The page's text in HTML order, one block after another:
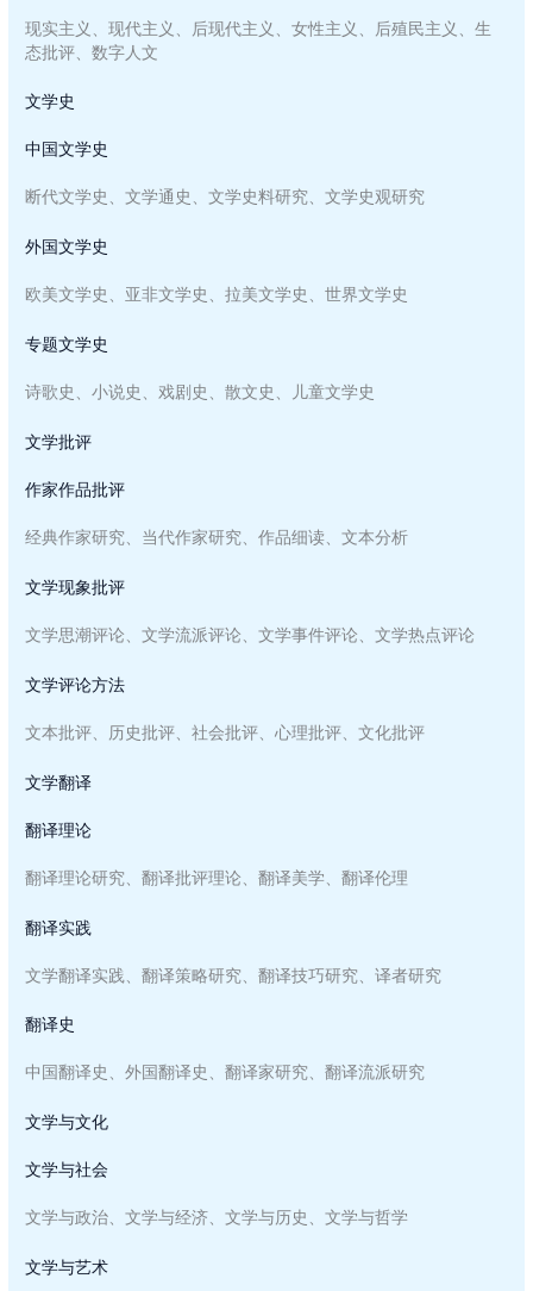
现实主义、现代主义、后现代主义、女性主义、后殖民主义、生
态批评、数字人文
文学史
中国文学史
断代文学史、文学通史、文学史料研究、文学史观研究
外国文学史
欧美文学史、亚非文学史、拉美文学史、世界文学史
专题文学史
诗歌史、小说史、戏剧史、散文史、儿童文学史
文学批评
作家作品批评
经典作家研究、当代作家研究、作品细读、文本分析
文学现象批评
文学思潮评论、文学流派评论、文学事件评论、文学热点评论
文学评论方法
文本批评、历史批评、社会批评、心理批评、文化批评
文学翻译
翻译理论
翻译理论研究、翻译批评理论、翻译美学、翻译伦理
翻译实践
文学翻译实践、翻译策略研究、翻译技巧研究、译者研究
翻译史
中国翻译史、外国翻译史、翻译家研究、翻译流派研究
文学与文化
文学与社会
文学与政治、文学与经济、文学与历史、文学与哲学
文学与艺术